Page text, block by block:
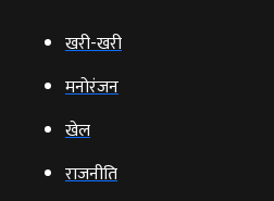
खरी-खरी
मनोरंजन
खेल
राजनीति